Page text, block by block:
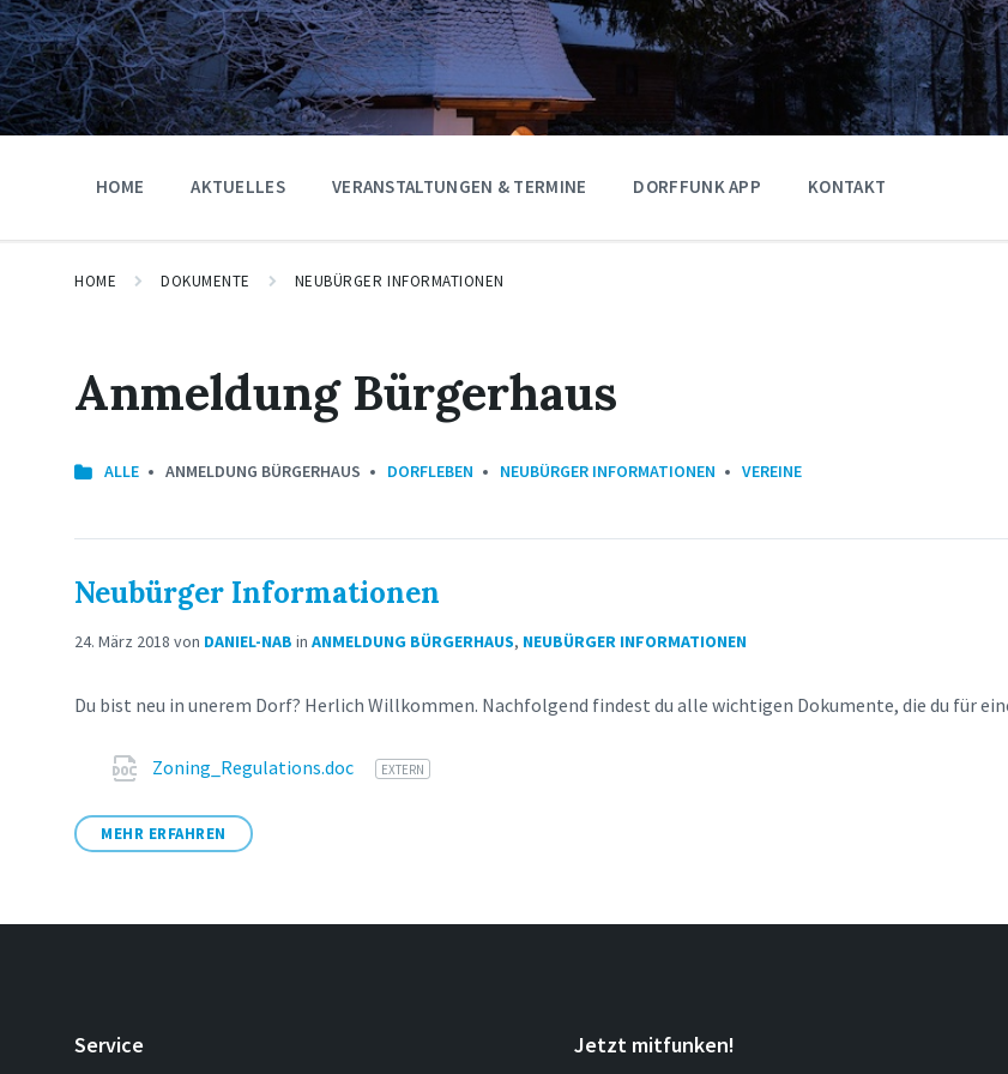
HOME AKTUELLES VERANSTALTUNGEN & TERMINE DORFFUNK APP KONTAKT
HOME DOKUMENTE NEUBÜRGER INFORMATIONEN
Anmeldung Bürgerhaus
ALLE ANMELDUNG BÜRGERHAUS DORFLEBEN NEUBÜRGER INFORMATIONEN VEREINE
Neubürger Informationen
24. März 2018 von DANIEL-NAB in ANMELDUNG BÜRGERHAUS, NEUBÜRGER INFORMATIONEN
Du bist neu in unerem Dorf? Herlich Willkommen. Nachfolgend findest du alle wichtigen Dokumente, die du für
Attachments
Zoning_Regulations.doc EXTERN
MEHR ERFAHREN
Service Jetzt mitfunken!